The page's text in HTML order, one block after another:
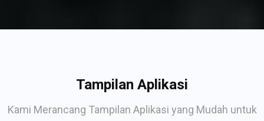
Tampilan Aplikasi
Kami Merancang Tampilan Aplikasi yang Mudah untuk